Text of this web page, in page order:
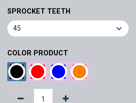
SPROCKET TEETH
COLOR PRODUCT